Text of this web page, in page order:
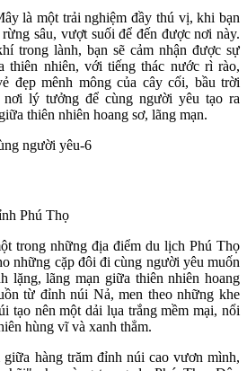
là một trải nghiệm đầy thú vị, khi bạn
sâu, vượt suối để đến được nơi này.
trong lành, bạn sẽ cảm nhận được sự
thiên nhiên, với tiếng thác nước rì rào,
đẹp mênh mông của cây cối, bầu trời
lý tưởng để cùng người yêu tạo ra
thiên nhiên hoang sơ, lãng mạn.
Phú Thọ
trong những địa điểm du lịch Phú Thọ
những cặp đôi đi cùng người yêu muốn
lặng, lãng mạn giữa thiên nhiên hoang
từ đỉnh núi Nả, men theo những khe
tạo nên một dải lụa trắng mềm mại, nổi
hùng vĩ và xanh thẳm.
hàng trăm đỉnh núi cao vươn mình,